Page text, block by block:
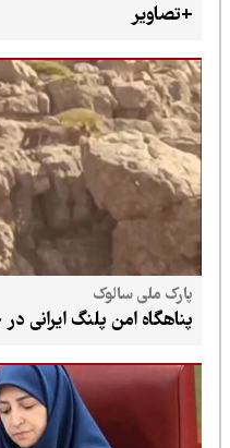
+تصاویر
پارک ملی سالوک
پناهگاه امن پلنگ ایرانی در